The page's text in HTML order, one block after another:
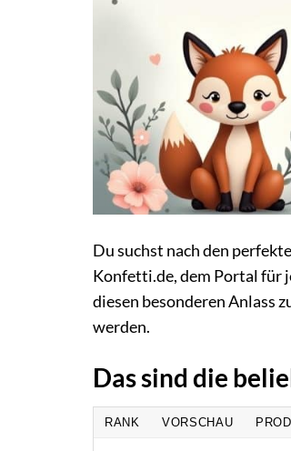
Du suchst nach den
Konfetti.de, dem Portal für
diesen besonderen Anlass
werden.
Das sind die
RANK VORSCHAU